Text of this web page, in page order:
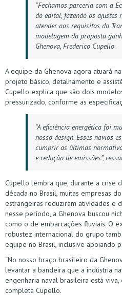
“Fechamos parceria com a
do edital, fazendo os ajustes
atender aos requisitos da
modelagem da proposta
Ghenova, Frederico Cupello.
A equipe da Ghenova agora atuará
projeto básico, detalhamento e
Cupello explica que são dois
pressurizado, conforme as
“A eficiência energética foi
nosso design. Esses navios
cumprir as últimas
e redução de emissões”,
Cupello lembra que, durante a crise
década no Brasil, muitas empresas
estrangeiras reduziram atividades e
nesse período, a Ghenova buscou
como o de embarcações fluviais. O
robustez internacional do grupo
equipe no Brasil, inclusive apoiando
“No nosso braço brasileiro da
levantar a bandeira que a indústria
engenharia naval brasileira está viva,
completa Cupello.